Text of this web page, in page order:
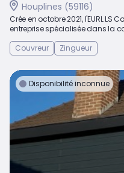
Houplines (59116)
Crée en octobre 2021, l'EURL LS
entreprise spécialisée dans la
Couvreur
Zingueur
Disponibilité inconnue